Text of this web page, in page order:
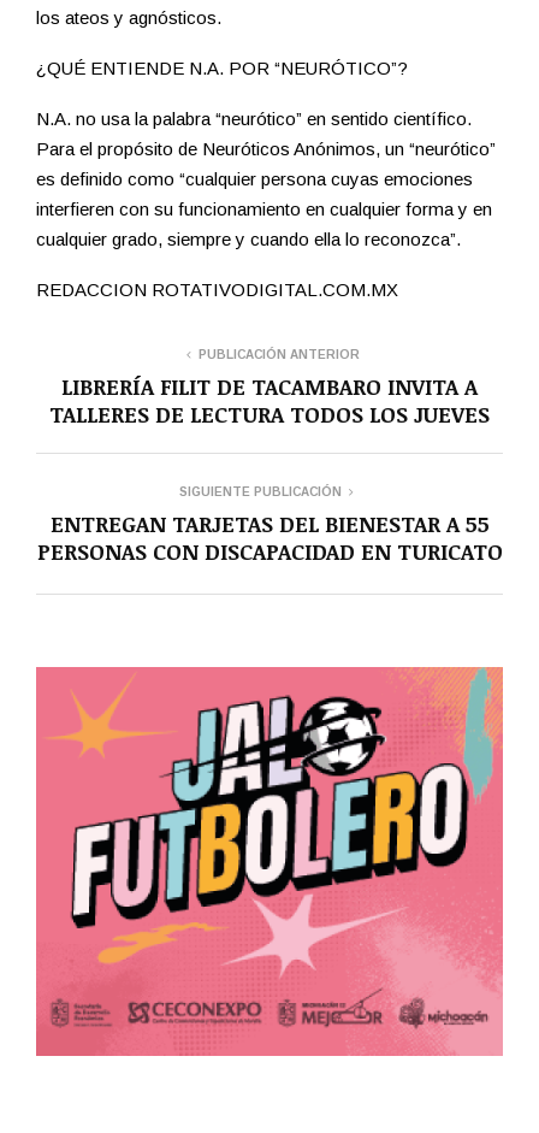
los ateos y agnósticos.
¿QUÉ ENTIENDE N.A. POR “NEURÓTICO”?
N.A. no usa la palabra “neurótico” en sentido científico.
Para el propósito de Neuróticos Anónimos, un “neurótico”
es definido como “cualquier persona cuyas emociones
interfieren con su funcionamiento en cualquier forma y en
cualquier grado, siempre y cuando ella lo reconozca”.
REDACCION ROTATIVODIGITAL.COM.MX
PUBLICACIÓN ANTERIOR
LIBRERÍA FILIT DE TACAMBARO INVITA A
TALLERES DE LECTURA TODOS LOS JUEVES
SIGUIENTE PUBLICACIÓN
ENTREGAN TARJETAS DEL BIENESTAR A 55
PERSONAS CON DISCAPACIDAD EN TURICATO